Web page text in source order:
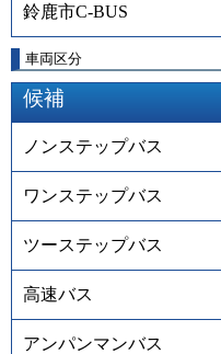
鈴鹿市C-BUS
車両区分
候補
ノンステップバス
ワンステップバス
ツーステップバス
高速バス
アンパンマンバス